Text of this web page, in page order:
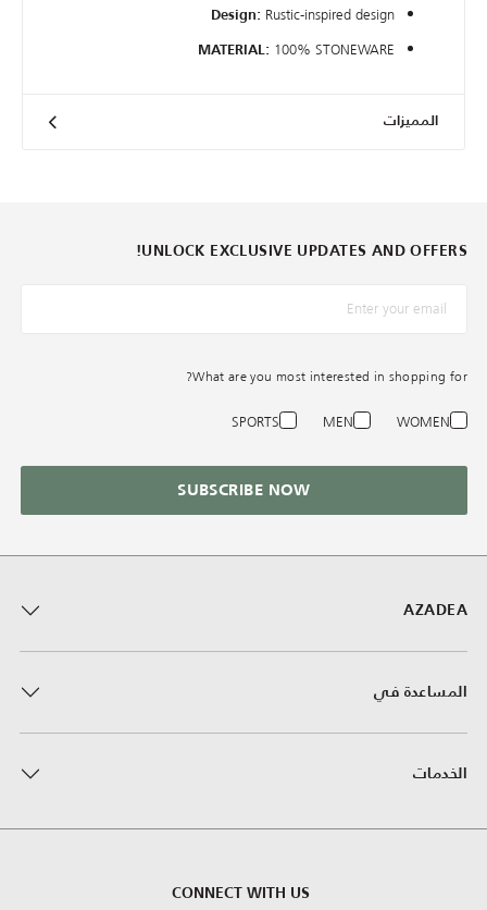
Design: Rustic-inspired design
MATERIAL: 100% STONEWARE
المميزات
AZADEA
المساعدة في
الخدمات
CONNECT WITH US
UNLOCK EXCLUSIVE UPDATES AND OFFERS!
*البريد الإلكترونيّ
What are you most interested in shopping for?
WOMEN
MEN
SPORTS
SUBSCRIBE NOW